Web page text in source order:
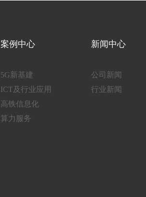
案例中心
5G新基建
ICT及行业应用
高铁信息化
算力服务
新闻中心
公司新闻
行业新闻